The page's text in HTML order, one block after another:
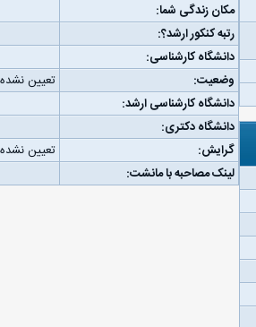
مکان زندگی شما:
رتبه کنکور ارشد؟:
دانشگاه کارشناسی:
وضعیت:
تعیین نشده
دانشگاه کارشناسی ارشد:
دانشگاه دکتری:
گرایش:
تعیین نشده
لینک مصاحبه با مانشت: